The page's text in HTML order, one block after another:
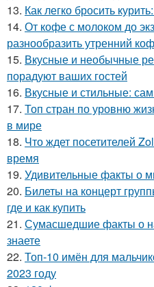
13. Как легко бросить
14. От кофе с молоком до
разнообразить утренний
15. Вкусные и необычные
порадуют ваших гостей
16. Вкусные и стильные:
17. Топ стран по уровню
в мире
18. Что ждет посетителей
время
19. Удивительные факты о
20. Билеты на концерт
где и как купить
21. Сумасшедшие факты о
знаете
22. Топ-10 имён для
2023 году